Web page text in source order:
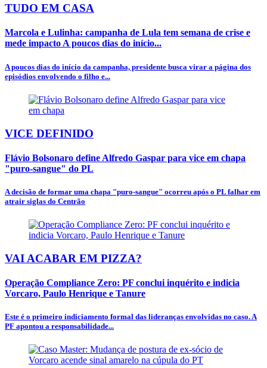
TUDO EM CASA
Marcola e Lulinha: campanha de Lula tem semana de crise e
mede impacto A poucos dias do início...
A poucos dias do início da campanha, presidente busca virar a página dos
episódios envolvendo o filho e...
VICE DEFINIDO
Flávio Bolsonaro define Alfredo Gaspar para vice em chapa
"puro-sangue" do PL
A decisão de formar uma chapa "puro-sangue" ocorreu após o PL falhar em
atrair siglas do Centrão
VAI ACABAR EM PIZZA?
Operação Compliance Zero: PF conclui inquérito e indicia
Vorcaro, Paulo Henrique e Tanure
Este é o primeiro indiciamento formal das lideranças envolvidas no caso. A
PF apontou a responsabilidade...